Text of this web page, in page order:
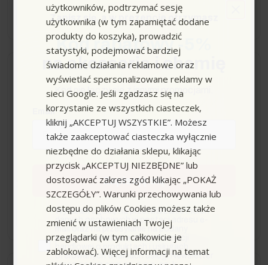
Wysyłka do 24h
Filtr wkładkowy, papier do
NT 70, Karcher
249,00 zł
użytkowników, podtrzymać sesję
użytkownika (w tym zapamiętać dodane
produkty do koszyka), prowadzić
statystyki, podejmować bardziej
świadome działania reklamowe oraz
wyświetlać spersonalizowane reklamy w
sieci Google. Jeśli zgadzasz się na
korzystanie ze wszystkich ciasteczek,
kliknij „AKCEPTUJ WSZYSTKIE”. Możesz
także zaakceptować ciasteczka wyłącznie
niezbędne do działania sklepu, klikając
przycisk „AKCEPTUJ NIEZBĘDNE” lub
dostosować zakres zgód klikając „POKAŻ
SZCZEGÓŁY”. Warunki przechowywania lub
dostępu do plików Cookies możesz także
zmienić w ustawieniach Twojej
przeglądarki (w tym całkowicie je
zablokować). Więcej informacji na temat
Zapisz się, a w prezencie otrzymasz
Kod rabatowy -5%
na akcesoria i chemię
Kod nie łączy się z innymi promocjami.
Email
Zapisuję się
zgodaWyrażam zgodę na przetwarzanie moich
danych osobowych w postaci adresu e-
mail oraz na przesyłanie na podany
przeze mnie adres e-mail informacji
handlowej o produktach i usługach
oferowanych w ramach usługi Newsletter